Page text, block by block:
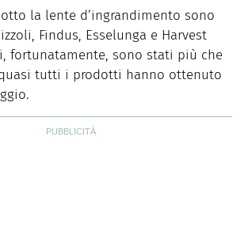
la lente d’ingrandimento sono
Findus, Esselunga e Harvest
fortunatamente, sono stati più che
tutti i prodotti hanno ottenuto